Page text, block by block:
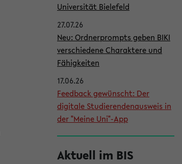
Universität Bielefeld
27.07.26
Neu: Ordnerprompts geben BIKI
verschiedene Charaktere und
Fähigkeiten
17.06.26
Feedback gewünscht: Der
digitale Studierendenausweis in
der "Meine Uni"-App
Aktuell im BIS